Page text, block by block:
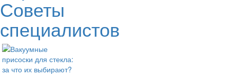
Советы
специалистов